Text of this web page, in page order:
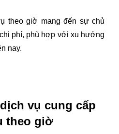
theo giờ mang đến sự chủ
phí, phù hợp với xu hướng
nay.
vụ cung cấp
theo giờ